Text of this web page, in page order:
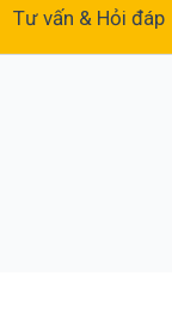
Tư vấn & Hỏi đáp